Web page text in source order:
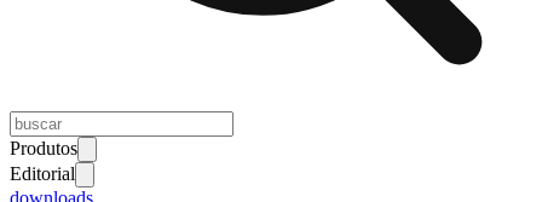
Produtos
Editorial
downloads